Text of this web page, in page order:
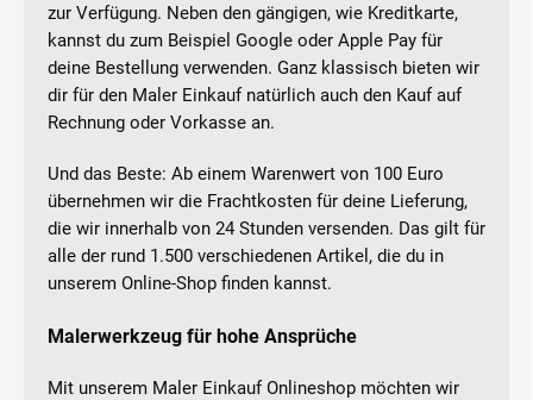
zur Verfügung. Neben den gängigen, wie Kreditkarte,
kannst du zum Beispiel Google oder Apple Pay für
deine Bestellung verwenden. Ganz klassisch bieten wir
dir für den Maler Einkauf natürlich auch den Kauf auf
Rechnung oder Vorkasse an.
Und das Beste: Ab einem Warenwert von 100 Euro
übernehmen wir die Frachtkosten für deine Lieferung,
die wir innerhalb von 24 Stunden versenden. Das gilt für
alle der rund 1.500 verschiedenen Artikel, die du in
unserem Online-Shop finden kannst.
Malerwerkzeug für hohe Ansprüche
Mit unserem Maler Einkauf Onlineshop möchten wir